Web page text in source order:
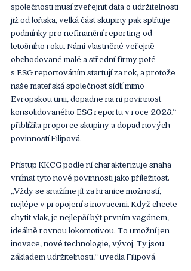
společnosti musí zveřejnit data o udržitelnosti
již od loňska, velká část skupiny pak splňuje
podmínky pro nefinanční reporting od
letošního roku. Námi vlastněné veřejně
obchodované malé a střední firmy poté
s ESG reportováním startují za rok, a protože
naše mateřská společnost sídlí mimo
Evropskou unii, dopadne na ni povinnost
konsolidovaného ESG reportu v roce 2028,“
přiblížila proporce skupiny a dopad nových
povinností Filipová.
Přístup KKCG podle ní charakterizuje snaha
vnímat tyto nové povinnosti jako příležitost.
„Vždy se snažíme jít za hranice možností,
nejlépe v propojení s inovacemi. Když chcete
chytit vlak, je nejlepší být prvním vagónem,
ideálně rovnou lokomotivou. To umožní jen
inovace, nové technologie, vývoj. Ty jsou
základem udržitelnosti,“ uvedla Filipová.